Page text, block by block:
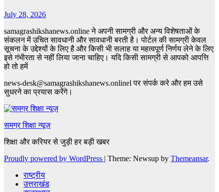
July 28, 2026
samagrashikshanews.online ने अपनी सामग्री और अन्य विशेषताओं के
संकलन में उचित सावधानी और सावधानी बरती है। पोर्टल की सामग्री केवल
सूचना के उद्देश्यों के लिए है और किसी भी सलाह या महत्वपूर्ण निर्णय लेने के लिए
इसे गंभीरता से नहीं लिया जाना चाहिए। यदि किसी सामग्री से आपको आपत्ति
हो तो हमें
news-desk@samagrashikshanews.onlinel पर संपर्क करे और हम उसे
सुधरने का प्रयास करेंगे।
समग्र शिक्षा न्यूज़
शिक्षा और करियर से जुड़ी हर बड़ी खबर
Proudly powered by WordPress | Theme: Newsup by Themeansar.
राष्ट्रीय
उत्तराखंड